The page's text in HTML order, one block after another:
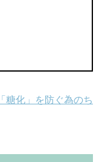
糖化」を防ぐ為のち